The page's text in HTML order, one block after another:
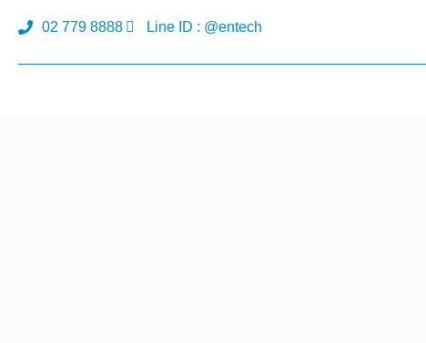
02 779 8888 Line ID : @entech